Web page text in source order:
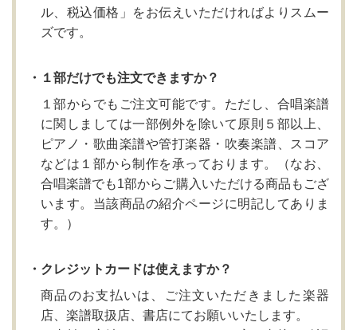
ル、税込価格」をお伝えいただければよりスムー
ズです。
・１部だけでも注文できますか？
１部からでもご注文可能です。ただし、合唱楽譜
に関しましては一部例外を除いて原則５部以上、
ピアノ・歌曲楽譜や管打楽器・吹奏楽譜、スコア
などは１部から制作を承っております。（なお、
合唱楽譜でも1部からご購入いただける商品もござ
います。当該商品の紹介ページに明記してありま
す。）
・クレジットカードは使えますか？
商品のお支払いは、ご注文いただきました楽器
店、楽譜取扱店、書店にてお願いいたします。